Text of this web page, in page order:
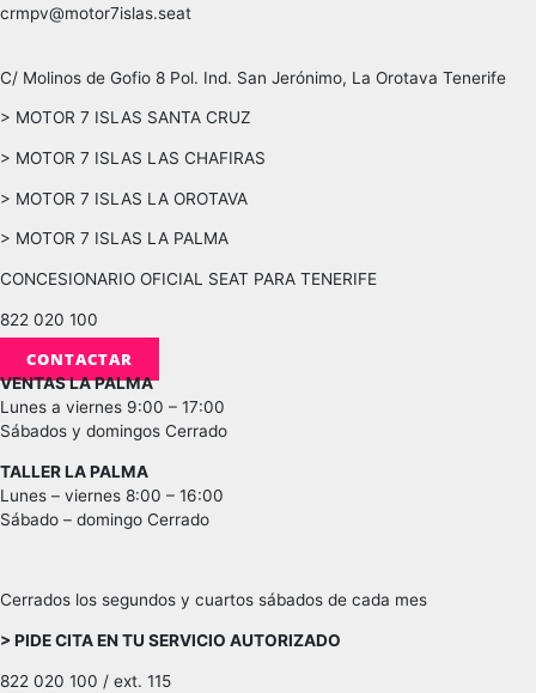
crmpv@motor7islas.seat
C/ Molinos de Gofio 8 Pol. Ind. San Jerónimo, La Orotava Tenerife
> MOTOR 7 ISLAS SANTA CRUZ
> MOTOR 7 ISLAS LAS CHAFIRAS
> MOTOR 7 ISLAS LA OROTAVA
> MOTOR 7 ISLAS LA PALMA
CONCESIONARIO OFICIAL SEAT PARA TENERIFE
822 020 100
CONTACTAR
VENTAS LA PALMA
Lunes a viernes 9:00 – 17:00
Sábados y domingos Cerrado
TALLER LA PALMA
Lunes – viernes 8:00 – 16:00
Sábado – domingo Cerrado
Cerrados los segundos y cuartos sábados de cada mes
> PIDE CITA EN TU SERVICIO AUTORIZADO
822 020 100 / ext. 115